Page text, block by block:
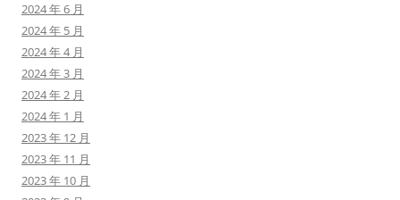
2024 年 6 月
2024 年 5 月
2024 年 4 月
2024 年 3 月
2024 年 2 月
2024 年 1 月
2023 年 12 月
2023 年 11 月
2023 年 10 月